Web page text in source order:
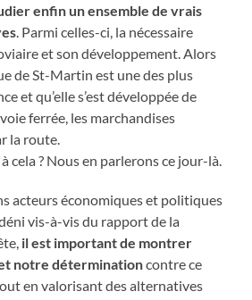
enfin un ensemble de vrais
. Parmi celles-ci, la nécessaire
et son développement. Alors
de St-Martin est une des plus
et qu’elle s’est développée de
ferrée, les marchandises
la route.
cela ? Nous en parlerons ce jour-là.
acteurs économiques et politiques
vis-à-vis du rapport de la
il est important de montrer
notre déterminationcontre ce
en valorisant des alternatives